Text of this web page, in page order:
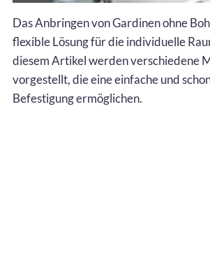
Das Anbringen von Gardinen ohne
flexible Lösung für die individuelle
diesem Artikel werden verschiedene
vorgestellt, die eine einfache und
Befestigung ermöglichen.